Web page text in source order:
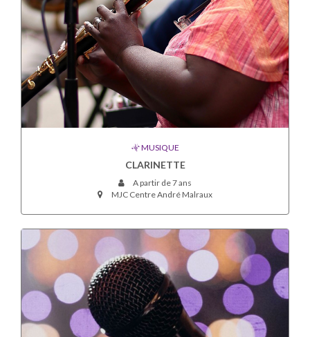
MUSIQUE
CLARINETTE
A partir de 7 ans
MJC Centre André Malraux